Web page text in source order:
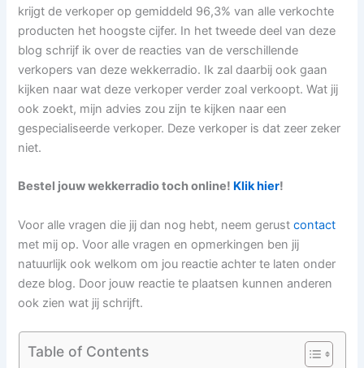
krijgt de verkoper op gemiddeld 96,3% van alle verkochte
producten het hoogste cijfer. In het tweede deel van deze
blog schrijf ik over de reacties van de verschillende
verkopers van deze wekkerradio. Ik zal daarbij ook gaan
kijken naar wat deze verkoper verder zoal verkoopt. Wat jij
ook zoekt, mijn advies zou zijn te kijken naar een
gespecialiseerde verkoper. Deze verkoper is dat zeer zeker
niet.
Bestel jouw wekkerradio toch online! Klik hier!
Voor alle vragen die jij dan nog hebt, neem gerustcontact
met mij op. Voor alle vragen en opmerkingen ben jij
natuurlijk ook welkom om jou reactie achter te laten onder
deze blog. Door jouw reactie te plaatsen kunnen anderen
ook zien wat jij schrijft.
Table of Contents